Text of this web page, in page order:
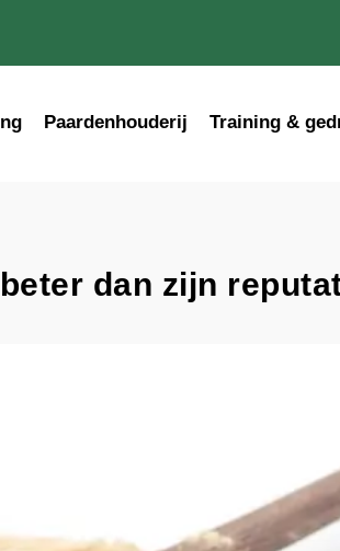
Paardenhouderij Training &
dan zijn